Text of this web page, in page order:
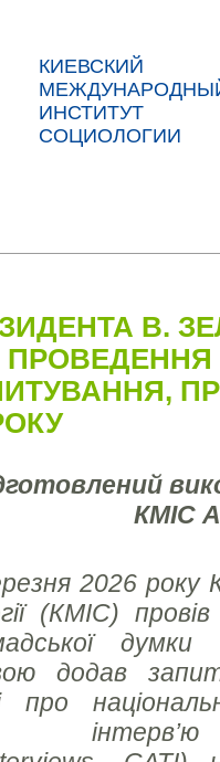
КИЕВСКИЙ
ИНСТИТУТ
СОЦИОЛОГИИ
В.
КМІС
2026 року
(КМІС) провів
додав
про